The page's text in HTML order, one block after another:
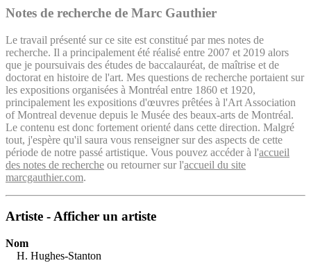
Notes de recherche de Marc Gauthier
Le travail présenté sur ce site est constitué par mes notes de
recherche. Il a principalement été réalisé entre 2007 et 2019 alors
que je poursuivais des études de baccalauréat, de maîtrise et de
doctorat en histoire de l'art. Mes questions de recherche portaient sur
les expositions organisées à Montréal entre 1860 et 1920,
principalement les expositions d'œuvres prêtées à l'Art Association
of Montreal devenue depuis le Musée des beaux-arts de Montréal.
Le contenu est donc fortement orienté dans cette direction. Malgré
tout, j'espère qu'il saura vous renseigner sur des aspects de cette
période de notre passé artistique. Vous pouvez accéder à l'accueil
des notes de recherche ou retourner sur l'accueil du site
marcgauthier.com.
Artiste - Afficher un artiste
Nom
H. Hughes-Stanton